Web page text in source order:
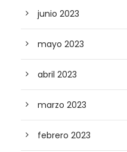
junio 2023
mayo 2023
abril 2023
marzo 2023
febrero 2023